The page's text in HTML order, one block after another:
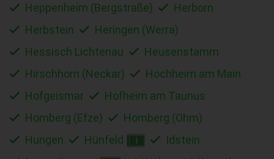
Heppenheim (Bergstraße)
Herborn
Herbstein
Heringen (Werra)
Hessisch Lichtenau
Heusenstamm
Hirschhorn (Neckar)
Hochheim am Main
Hofgeismar
Hofheim am Taunus
Homberg (Efze)
Homberg (Ohm)
Hungen
Hünfeld
Idstein